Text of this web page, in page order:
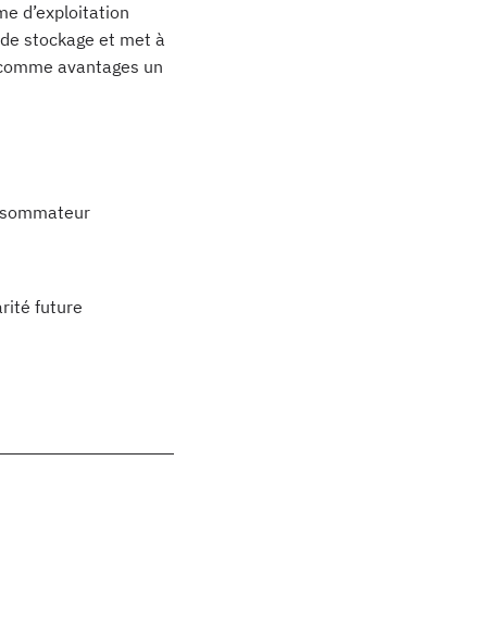
d’exploitation
stockage et met à
avantages un
future